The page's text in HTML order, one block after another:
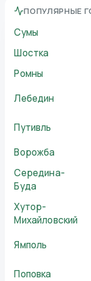
ПОПУЛЯРНЫЕ
Сумы
Шостка
Ромны
Лебедин
Путивль
Ворожба
Середина-
Буда
Хутор-
Михайловский
Ямполь
Поповка